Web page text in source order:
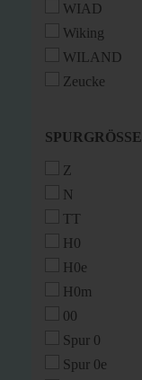
WIAD
Wiking
WILAND
Zeucke
SPURGRÖSSE
SPURGRÖSSE
Z
N
TT
H0
H0e
H0m
00
Spur 0
Spur 0e